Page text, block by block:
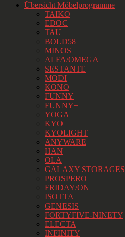
Übersicht Möbelprogramme
TAIKO
EDOC
TAU
BOLD58
MINOS
ALFA/OMEGA
SESTANTE
MODI
KONO
FUNNY
FUNNY+
YOGA
KYO
KYOLIGHT
ANYWARE
HAN
OLA
GALAXY STORAGES
PROSPERO
FRIDAY/ON
ISOTTA
GENESIS
FORTYFIVE-NINETY
ELECTA
INFINITY